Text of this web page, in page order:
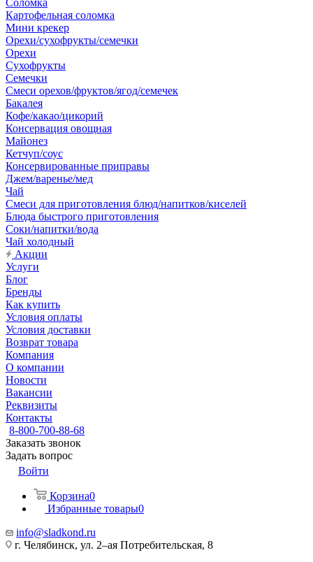
Соломка
Картофельная соломка
Мини крекер
Орехи/сухофрукты/семечки
Орехи
Сухофрукты
Семечки
Смеси орехов/фруктов/ягод/семечек
Бакалея
Кофе/какао/цикорий
Консервация овощная
Майонез
Кетчуп/соус
Консервированные приправы
Джем/варенье/мед
Чай
Смеси для приготовления блюд/напитков/киселей
Блюда быстрого приготовления
Соки/напитки/вода
Чай холодный
Акции
Услуги
Блог
Бренды
Как купить
Условия оплаты
Условия доставки
Возврат товара
Компания
О компании
Новости
Вакансии
Реквизиты
Контакты
8-800-700-88-68
Заказать звонок
Задать вопрос
Войти
Корзина0
Избранные товары0
info@sladkond.ru
г. Челябинск, ул. 2–ая Потребительская, 8